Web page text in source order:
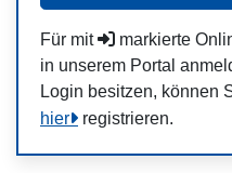
Für mit
markierte
in unserem Portal
Login besitzen, können
hier
registrieren.